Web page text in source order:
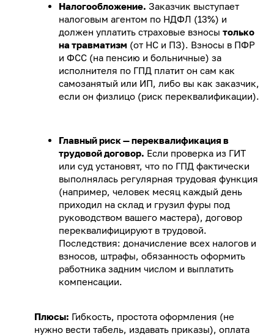
Налогообложение. Заказчик выступает
налоговым агентом по НДФЛ (13%) и
должен уплатить страховые взносы только
на травматизм (от НС и ПЗ). Взносы в ПФР
и ФСС (на пенсию и больничные) за
исполнителя по ГПД платит он сам как
самозанятый или ИП, либо вы как заказчик,
если он физлицо (риск переквалификации).
Главный риск — переквалификация в
трудовой договор. Если проверка из ГИТ
или суд установят, что по ГПД фактически
выполнялась регулярная трудовая функция
(например, человек месяц каждый день
приходил на склад и грузил фуры под
руководством вашего мастера), договор
переквалифицируют в трудовой.
Последствия: доначисление всех налогов и
взносов, штрафы, обязанность оформить
работника задним числом и выплатить
компенсации.
Плюсы: Гибкость, простота оформления (не
нужно вести табель, издавать приказы), оплата